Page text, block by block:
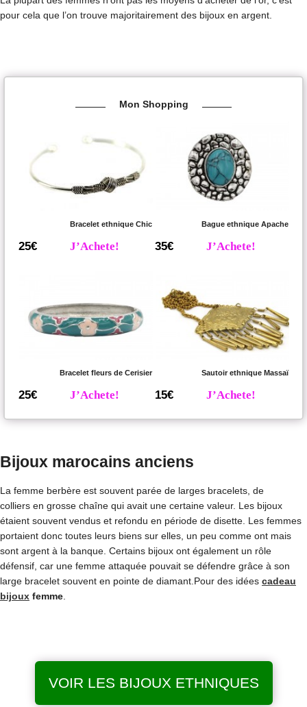
pour cela que l’on trouve majoritairement des bijoux en argent.
Mon Shopping
Bracelet ethnique Chic
25€ J’Achete!
Bague ethnique Apache
35€ J’Achete!
Bracelet fleurs de Cerisier
25€ J’Achete!
Sautoir ethnique Massaï
15€ J’Achete!
Bijoux marocains anciens
La femme berbère est souvent parée de larges bracelets, de
colliers en grosse chaîne qui avait une certaine valeur. Les bijoux
étaient souvent vendus et refondu en période de disette. Les femmes
portaient donc toutes leurs biens sur elles, un peu comme ont mais
sont argent à la banque. Certains bijoux ont également un rôle
défensif, car une femme attaquée pouvait se défendre grâce à son
large bracelet souvent en pointe de diamant.Pour des idées cadeau
bijoux femme
VOIR LES BIJOUX ETHNIQUES